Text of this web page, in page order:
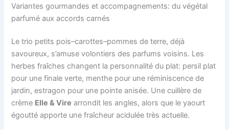
Variantes gourmandes et accompagnements: du végétal
parfumé aux accords carnés
Le trio petits pois–carottes–pommes de terre, déjà
savoureux, s’amuse volontiers des parfums voisins. Les
herbes fraîches changent la personnalité du plat: persil plat
pour une finale verte, menthe pour une réminiscence de
jardin, estragon pour une pointe anisée. Une cuillère de
crème Elle & Vire arrondit les angles, alors que le yaourt
égoutté apporte une fraîcheur acidulée très actuelle.